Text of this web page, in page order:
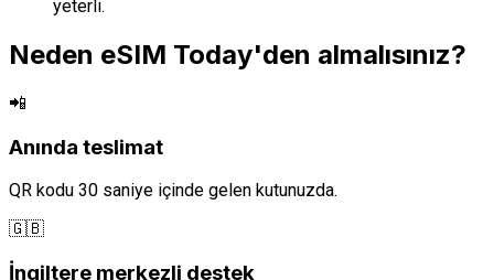
yeterli.
Neden eSIM Today'den almalısınız?
📲
Anında teslimat
QR kodu 30 saniye içinde gelen kutunuzda.
🇬🇧
İngiltere merkezli destek